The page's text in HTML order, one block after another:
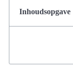
Inhoudsopgave